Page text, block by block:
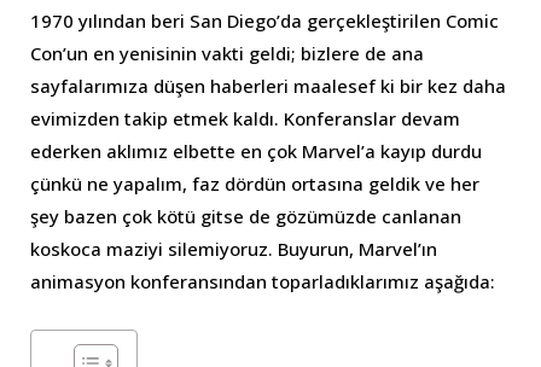
1970 yılından beri San Diego’da gerçekleştirilen Comic
Con’un en yenisinin vakti geldi; bizlere de ana
sayfalarımıza düşen haberleri maalesef ki bir kez daha
evimizden takip etmek kaldı. Konferanslar devam
ederken aklımız elbette en çok Marvel’a kayıp durdu
çünkü ne yapalım, faz dördün ortasına geldik ve her
şey bazen çok kötü gitse de gözümüzde canlanan
koskoca maziyi silemiyoruz. Buyurun, Marvel’ın
animasyon konferansından toparladıklarımız aşağıda: